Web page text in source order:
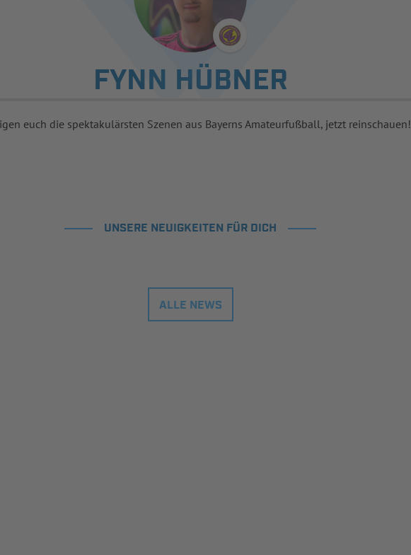
FYNN HÜBNER
euch die spektakulärsten Szenen aus Bayerns Amateurfußball, jetzt reinschauen!
UNSERE NEUIGKEITEN FÜR DICH
ALLE NEWS